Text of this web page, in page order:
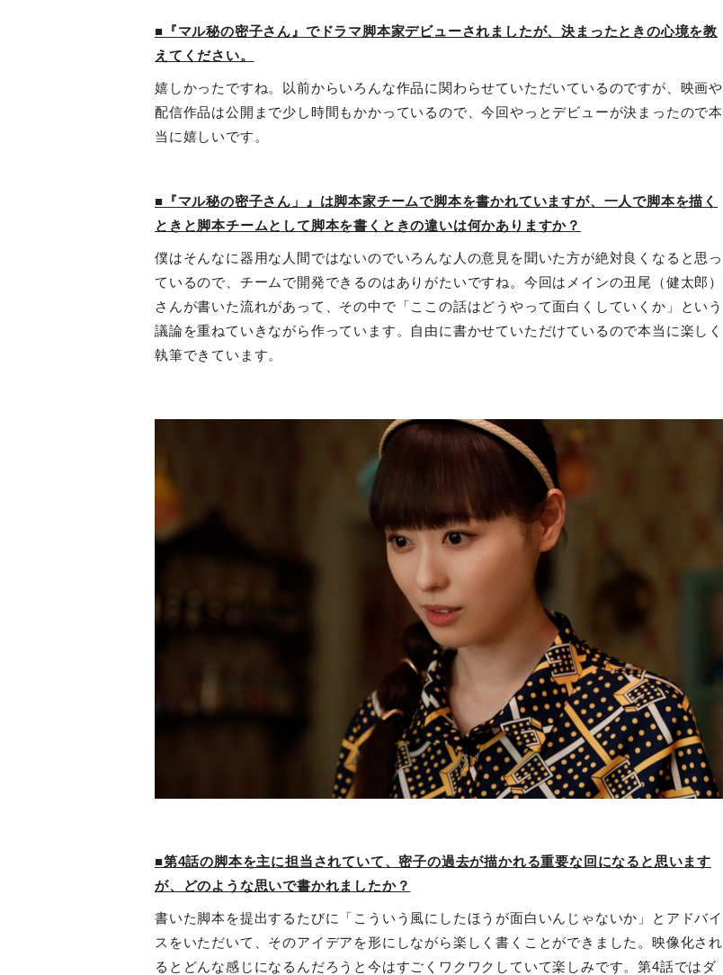
■『マル秘の密子さん』でドラマ脚本家デビューされましたが、決まったときの心境を教
えてください。
嬉しかったですね。以前からいろんな作品に関わらせていただいているのですが、映画や
配信作品は公開まで少し時間もかかっているので、今回やっとデビューが決まったので本
当に嬉しいです。
■『マル秘の密子さん」』は脚本家チームで脚本を書かれていますが、一人で脚本を描く
ときと脚本チームとして脚本を書くときの違いは何かありますか？
僕はそんなに器用な人間ではないのでいろんな人の意見を聞いた方が絶対良くなると思っ
ているので、チームで開発できるのはありがたいですね。今回はメインの丑尾（健太郎）
さんが書いた流れがあって、その中で「ここの話はどうやって面白くしていくか」という
議論を重ねていきながら作っています。自由に書かせていただけているので本当に楽しく
執筆できています。
■第4話の脚本を主に担当されていて、密子の過去が描かれる重要な回になると思います
が、どのような思いで書かれましたか？
書いた脚本を提出するたびに「こういう風にしたほうが面白いんじゃないか」とアドバイ
スをいただいて、そのアイデアを形にしながら楽しく書くことができました。映像化され
るとどんな感じになるんだろうと今はすごくワクワクしていて楽しみです。第4話ではダ